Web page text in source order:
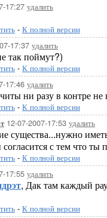
17:27 удалить
- К полной версии
17:37 удалить
так поймут?)
- К полной версии
17:46 удалить
ни разу в контре не
- К полной версии
12-07-2007-17:53 удалить
существа...нужно
согласится с тем что ты
- К полной версии
17:55 удалить
, Дак там каждый
- К полной версии